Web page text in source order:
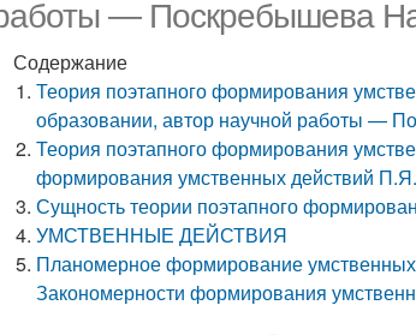
— Поскребышева
Содержание
Теория поэтапного формирования
образовании, автор научной работы —
Теория поэтапного формирования
формирования умственных действий
Сущность теории поэтапного
УМСТВЕННЫЕ ДЕЙСТВИЯ
Планомерное формирование умственных
Закономерности формирования